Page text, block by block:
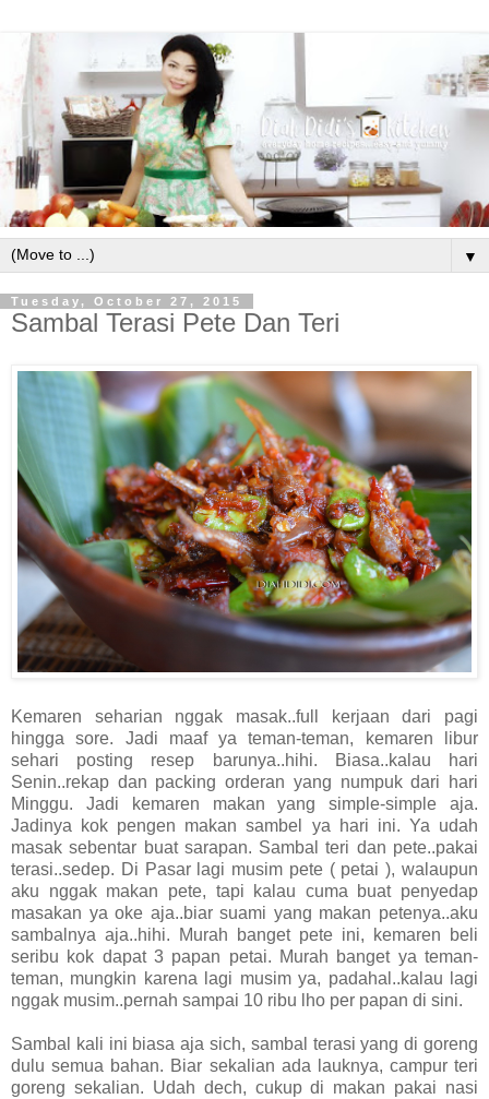
▼
Tuesday, October 27, 2015
Sambal Terasi Pete Dan Teri
Kemaren seharian nggak masak..full kerjaan dari pagi
hingga sore. Jadi maaf ya teman-teman, kemaren libur
sehari posting resep barunya..hihi. Biasa..kalau hari
Senin..rekap dan packing orderan yang numpuk dari hari
Minggu. Jadi kemaren makan yang simple-simple aja.
Jadinya kok pengen makan sambel ya hari ini. Ya udah
masak sebentar buat sarapan. Sambal teri dan pete..pakai
terasi..sedep. Di Pasar lagi musim pete ( petai ), walaupun
aku nggak makan pete, tapi kalau cuma buat penyedap
masakan ya oke aja..biar suami yang makan petenya..aku
sambalnya aja..hihi. Murah banget pete ini, kemaren beli
seribu kok dapat 3 papan petai. Murah banget ya teman-
teman, mungkin karena lagi musim ya, padahal..kalau lagi
nggak musim..pernah sampai 10 ribu lho per papan di sini.
Sambal kali ini biasa aja sich, sambal terasi yang di goreng
dulu semua bahan. Biar sekalian ada lauknya, campur teri
goreng sekalian. Udah dech, cukup di makan pakai nasi